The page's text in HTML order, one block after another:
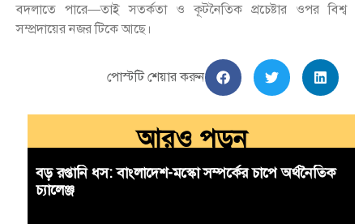
বদলাতে পারে—তাই সতর্কতা ও কূটনৈতিক প্রচেষ্টার ওপর বিশ্ব
সম্প্রদায়ের নজর টিকে আছে।
পোস্টটি শেয়ার করুন
আরও পড়ুন
বড় রপ্তানি ধস: বাংলাদেশ-মস্কো সম্পর্কের চাপে অর্থনৈতিক
চ্যালেঞ্জ